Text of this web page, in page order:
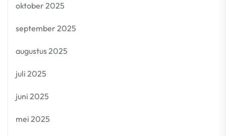
oktober 2025
september 2025
augustus 2025
juli 2025
juni 2025
mei 2025